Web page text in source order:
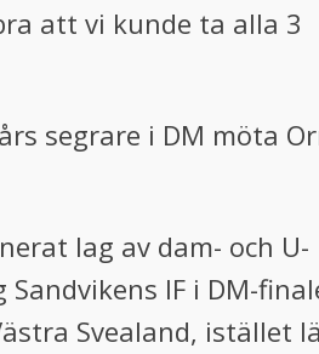
att vi kunde ta alla 3
segrare i DM möta
lag av dam- och U-
IF i DM-
Svealand, istället